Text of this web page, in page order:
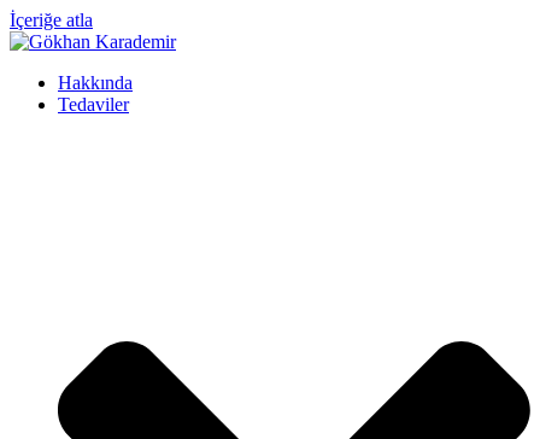
İçeriğe atla
Hakkında
Tedaviler